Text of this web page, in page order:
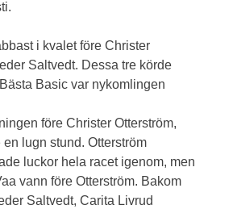
i kvalet före Christer
Saltvedt. Dessa tre körde
Basic var nykomlingen
före Christer Otterström,
lugn stund. Otterström
luckor hela racet igenom, men
vann före Otterström. Bakom
Saltvedt, Carita Livrud